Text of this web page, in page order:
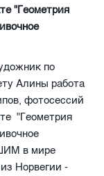
"Геометрия
по
Алины работа
фотосессий
"Геометрия
в мире
Норвегии -